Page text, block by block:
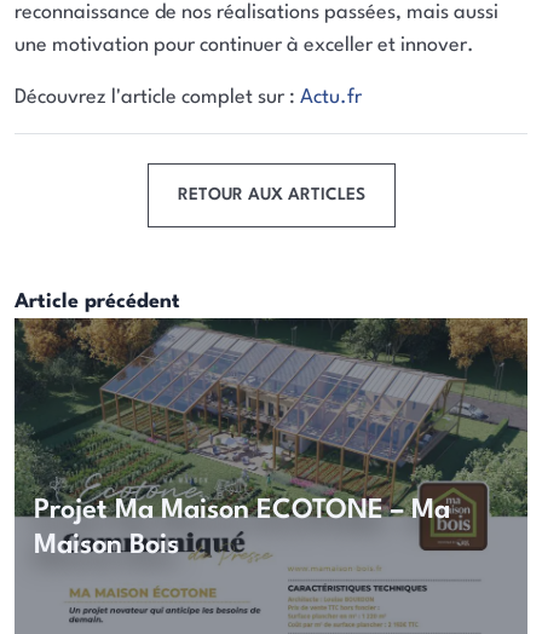
reconnaissance de nos réalisations passées, mais aussi
une motivation pour continuer à exceller et innover.
Découvrez l'article complet sur : Actu.fr
RETOUR AUX ARTICLES
Article précédent
Projet Ma Maison ECOTONE – Ma
Maison Bois